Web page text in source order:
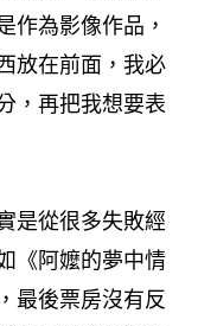
作為影像作品，
放在前面，我必
，再把我想要表
是從很多失敗經
《阿嬤的夢中情
最後票房沒有反